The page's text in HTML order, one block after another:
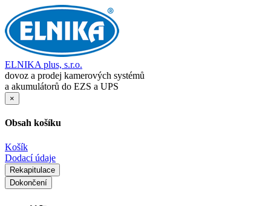
ELNIKA plus, s.r.o.
dovoz a prodej kamerových systémů
a akumulátorů do EZS a UPS
×
Obsah košíku
Košík
Dodací údaje
Rekapitulace
Dokončení